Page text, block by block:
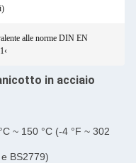
alle norme DIN EN
in acciaio
~ 150 °C (-4 °F ~ 302
BS2779)